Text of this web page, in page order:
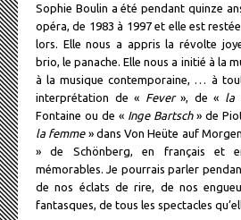
Sophie Boulin a été pendant quinze
opéra, de 1983 à 1997 et elle est
lors. Elle nous a appris la révolte
brio, le panache. Elle nous a initié à la
à la musique contemporaine, … à
interprétation de « Fever», de « la
Fontaine ou de « Inge Bartsch» de
la femme» dans Von Heüte auf
» de Schönberg, en français et
mémorables. Je pourrais parler
de nos éclats de rire, de nos
fantasques, de tous les spectacles